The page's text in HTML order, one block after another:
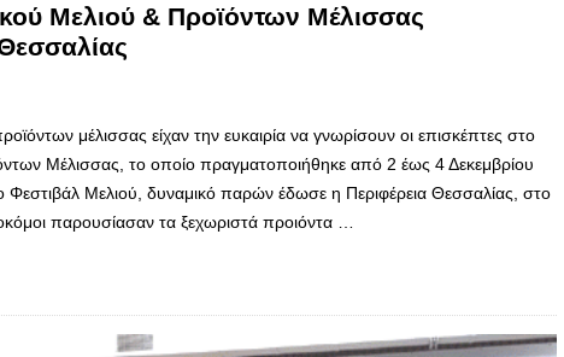
Μελιού & Προϊόντων Μέλισσας
μέλισσας είχαν την ευκαιρία να γνωρίσουν οι επισκέπτες στο
Μέλισσας, το οποίο πραγματοποιήθηκε από 2 έως 4 Δεκεμβρίου
Φεστιβάλ Μελιού, δυναμικό παρών έδωσε η Περιφέρεια Θεσσαλίας, στο
παρουσίασαν τα ξεχωριστά προιόντα …